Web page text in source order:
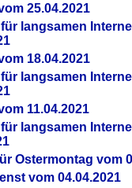
25.04.2021
langsamen
18.04.2021
langsamen
11.04.2021
langsamen
Ostermontag vom
vom 04.04.2021